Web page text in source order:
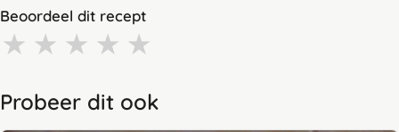
Beoordeel dit recept
★ ★ ★ ★ ★
Probeer dit ook